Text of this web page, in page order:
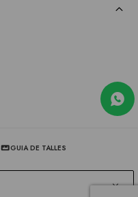
GUIA DE TALLES